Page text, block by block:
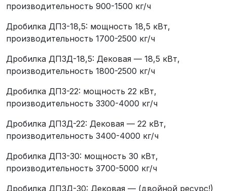
производительность 900-1500 кг/ч
Дробилка ДПЗ-18,5: мощность 18,5 кВт,
производительность 1700-2500 кг/ч
Дробилка ДПЗД-18,5: Дековая — 18,5 кВт,
производительность 1800-2500 кг/ч
Дробилка ДПЗ-22: мощность 22 кВт,
производительность 3300-4000 кг/ч
Дробилка ДПЗД-22: Дековая — 22 кВт,
производительность 3400-4000 кг/ч
Дробилка ДПЗ-30: мощность 30 кВт,
производительность 3700-5000 кг/ч
Дробилка ДПЗД-30: Дековая — (двойной ресурс!)